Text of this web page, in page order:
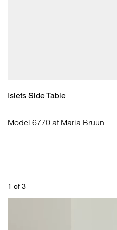
Islets Side Table
Model 6770 af Maria Bruun
1 of 3